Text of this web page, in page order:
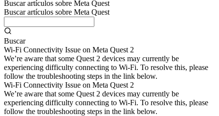
Buscar artículos sobre Meta Quest
Buscar artículos sobre Meta Quest
Buscar
Wi-Fi Connectivity Issue on Meta Quest 2
We’re aware that some Quest 2 devices may currently be
experiencing difficulty connecting to Wi-Fi. To resolve this, please
follow the troubleshooting steps in the link below.
Wi-Fi Connectivity Issue on Meta Quest 2
We’re aware that some Quest 2 devices may currently be
experiencing difficulty connecting to Wi-Fi. To resolve this, please
follow the troubleshooting steps in the link below.